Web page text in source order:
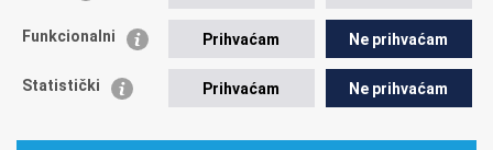
Postavite pitanje
Funkcionalni Prihvaćam Ne prihvaćam
Statistički Prihvaćam Ne prihvaćam